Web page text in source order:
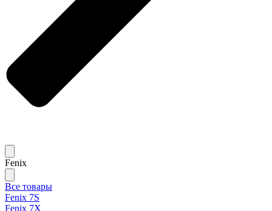
Fenix
Все товары
Fenix 7S
Fenix 7X